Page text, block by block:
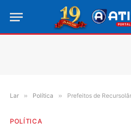
Lar » Política » Prefeitos de Recursolândia e Itapiratins
POLÍTICA